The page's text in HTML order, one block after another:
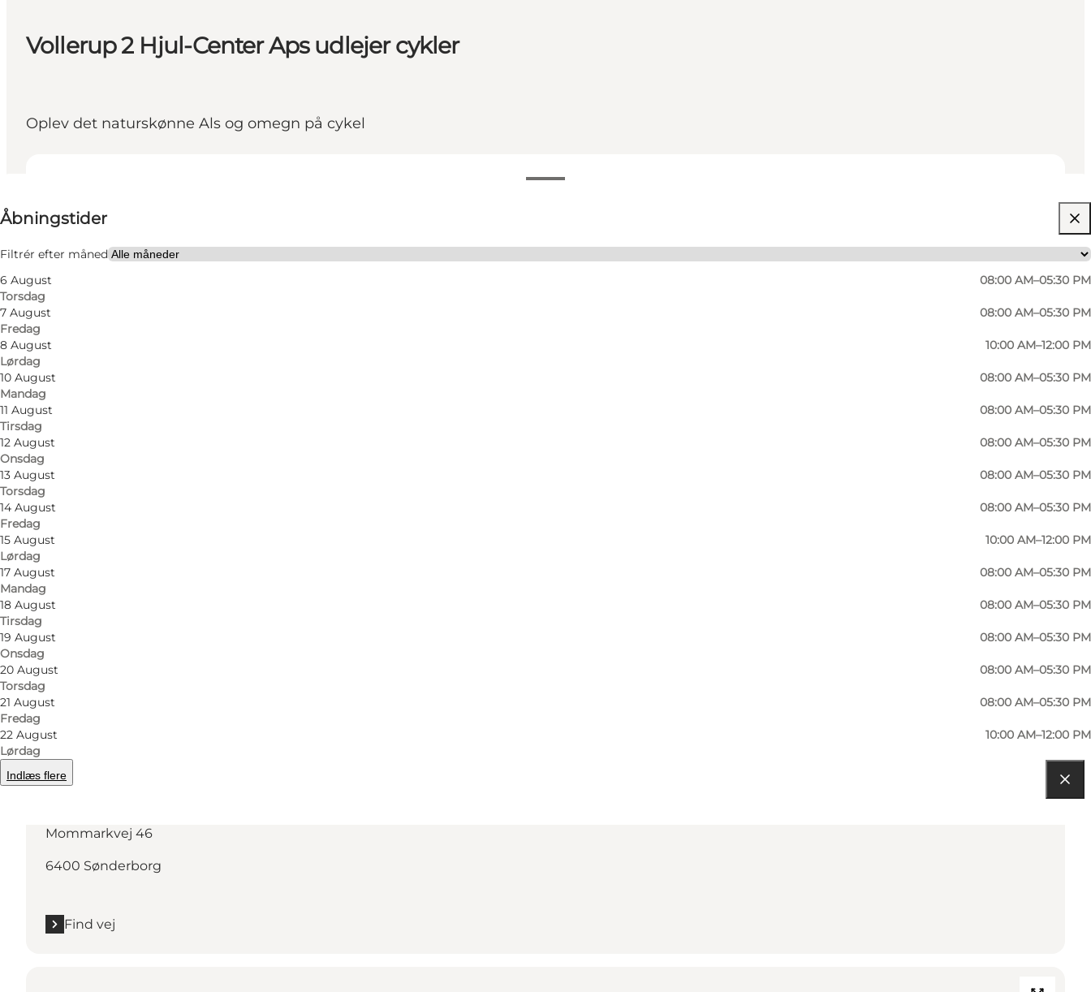
Vollerup 2 Hjul-Center Aps udlejer cykler
Oplev det naturskønne Als og omegn på cykel
Åbningstider
Filtrér efter måned
6 August
Torsdag
08:00 AM–05:30 PM
7 August
Fredag
08:00 AM–05:30 PM
8 August
Lørdag
10:00 AM–12:00 PM
10 August
Mandag
08:00 AM–05:30 PM
11 August
Tirsdag
08:00 AM–05:30 PM
12 August
Onsdag
08:00 AM–05:30 PM
13 August
Torsdag
08:00 AM–05:30 PM
14 August
Fredag
08:00 AM–05:30 PM
15 August
Lørdag
10:00 AM–12:00 PM
17 August
Mandag
08:00 AM–05:30 PM
18 August
Tirsdag
08:00 AM–05:30 PM
19 August
Onsdag
08:00 AM–05:30 PM
20 August
Torsdag
08:00 AM–05:30 PM
21 August
Fredag
08:00 AM–05:30 PM
22 August
Lørdag
10:00 AM–12:00 PM
Indlæs flere
Besøg hjemmeside
Børn, Venner, Mig selv, Min partner
Vollerup 2 Hjul-Center udlejer nye komfort cykler, som gør cykelturen til en ren fornøjelse.
Du finder os i Vollerup i udkanten af Sønderborg, tæt ved Vollerup Vandrerhjem.
Ring og reserver, så er cyklerne klar når I kommer.
Læs mere
Mommarkvej 46
6400 Sønderborg
Find vej